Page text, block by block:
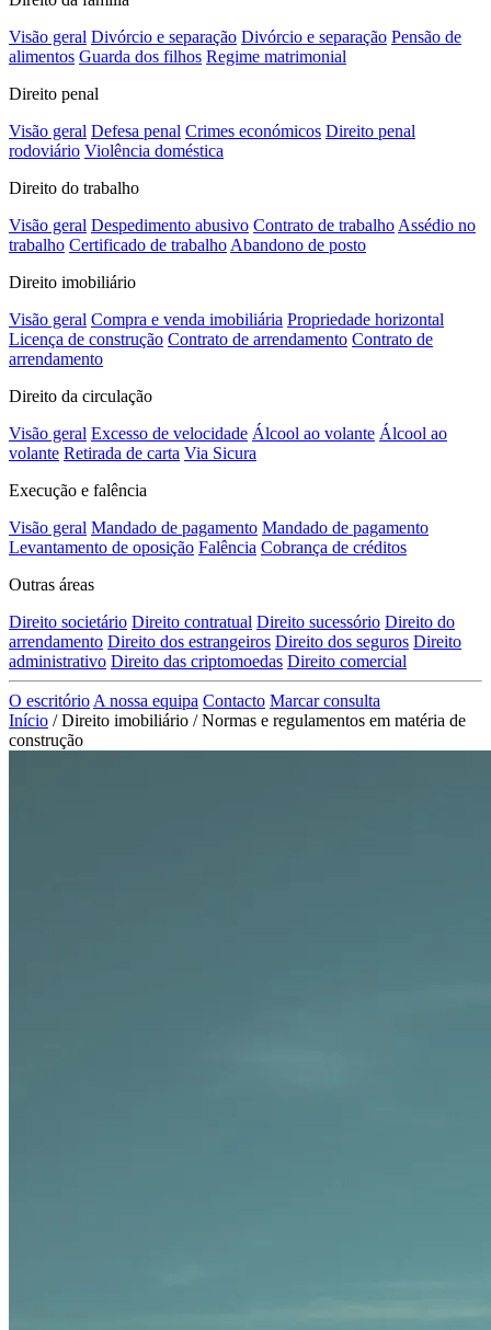
Visão geral Divórcio e separação Divórcio e separação Pensão de
alimentos Guarda dos filhos Regime matrimonial
Direito penal
Visão geral Defesa penal Crimes económicos Direito penal
rodoviário Violência doméstica
Direito do trabalho
Visão geral Despedimento abusivo Contrato de trabalho Assédio no
trabalho Certificado de trabalho Abandono de posto
Direito imobiliário
Visão geral Compra e venda imobiliária Propriedade horizontal
Licença de construção Contrato de arrendamento Contrato de
arrendamento
Direito da circulação
Visão geral Excesso de velocidade Álcool ao volante Álcool ao
volante Retirada de carta Via Sicura
Execução e falência
Visão geral Mandado de pagamento Mandado de pagamento
Levantamento de oposição Falência Cobrança de créditos
Outras áreas
Direito societário Direito contratual Direito sucessório Direito do
arrendamento Direito dos estrangeiros Direito dos seguros Direito
administrativo Direito das criptomoedas Direito comercial
O escritório A nossa equipa Contacto Marcar consulta
Início / Direito imobiliário / Normas e regulamentos em matéria de
construção